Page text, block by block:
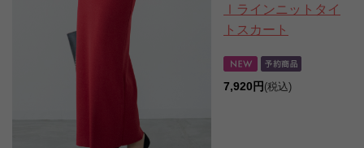
Ⅰラインニットタイ
トスカート
7,920円 (税込)